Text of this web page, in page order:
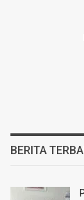
BERITA